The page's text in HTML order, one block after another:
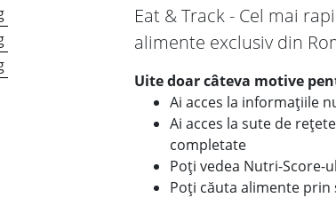
Eat & Track - Cel mai
alimente exclusiv din
Uite doar câteva motive
Ai acces la informațiile
Ai acces la sute de
completate
Poți vedea Nutri-Score-
Poți căuta alimente